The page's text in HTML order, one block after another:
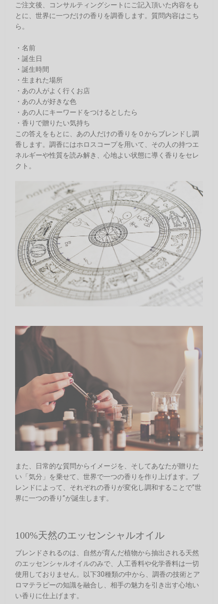
ご注文後、コンサルティングシートにご記入頂いた内容をも
とに、世界に一つだけの香りを調香します。質問内容はこち
ら。
・名前
・誕生日
・誕生時間
・生まれた場所
・あの人がよく行くお店
・あの人が好きな色
・あの人にキーワードをつけるとしたら
・香りで贈りたい気持ち
この答えをもとに、あの人だけの香りを０からブレンドし調
香します。調香にはホロスコープを用いて、その人の持つエ
ネルギーや性質を読み解き、心地よい状態に導く香りをセレ
クト。
また、日常的な質問からイメージを、そしてあなたが贈りた
い「気分」を乗せて、世界で一つの香りを作り上げます。ブ
レンドによって、それぞれの香りが変化し調和することで”世
界に一つの香り”が誕生します。
100%天然のエッセンシャルオイル
ブレンドされるのは、自然が育んだ植物から抽出される天然
のエッセンシャルオイルのみで、人工香料や化学香料は一切
使用しておりません。以下30種類の中から、調香の技術とア
ロマテラピーの知識を融合し、相手の魅力を引き出す心地い
い香りに仕上げます。